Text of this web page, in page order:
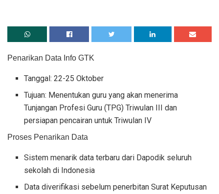
Penarikan Data Info GTK
Tanggal: 22-25 Oktober
Tujuan: Menentukan guru yang akan menerima
Tunjangan Profesi Guru (TPG) Triwulan III dan
persiapan pencairan untuk Triwulan IV
Proses Penarikan Data
Sistem menarik data terbaru dari Dapodik seluruh
sekolah di Indonesia
Data diverifikasi sebelum penerbitan Surat Keputusan